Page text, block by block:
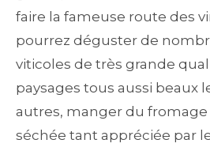
faire la fameuse route des
pourrez déguster de
viticoles de très grande
paysages tous aussi beaux
autres, manger du fromage
séchée tant appréciée par